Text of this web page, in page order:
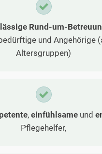
Rund-um-
und Angehörige
Altersgruppen)
, einfühlsameund
Pflegehelfer,